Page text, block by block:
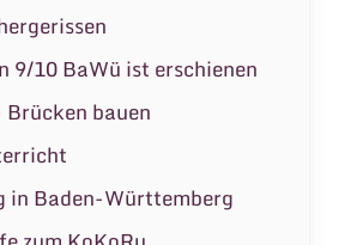
9/10 BaWü ist erschienen
bauen
in Baden-Württemberg